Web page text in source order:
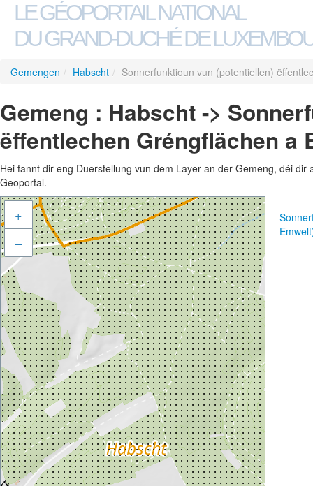
LE GÉOPORTAIL NATIONAL
DU GRAND-DUCHÉ DE
Gemengen / Habscht / Sonnerfunktioun vun (potentiellen)
Gemeng : Habscht ->
ëffentlechen Gréngflächen a
Hei fannt dir eng Duerstellung vun dem Layer an der Gemeng, déi
Geoportal.
+
–